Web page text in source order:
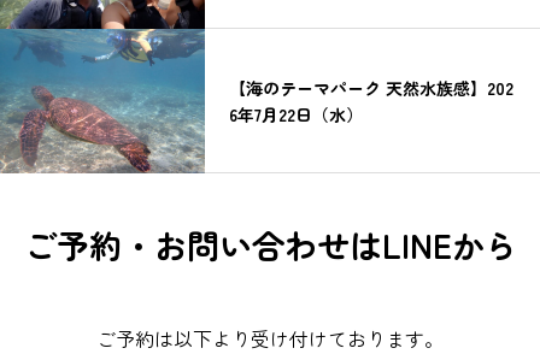
【海のテーマパーク 天然水族感】202
6年7月22日（水）
ご予約・お問い合わせはLINEから
ご予約は以下より受け付けております。